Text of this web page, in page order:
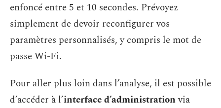
enfoncé entre 5 et 10 secondes. Prévoyez
simplement de devoir reconfigurer vos
paramètres personnalisés, y compris le mot de
passe Wi-Fi.
Pour aller plus loin dans l’analyse, il est possible
d’accéder à l’interface d’administrationvia